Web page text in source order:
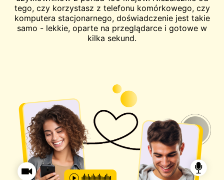
tego, czy korzystasz z telefonu komórkowego, czy
komputera stacjonarnego, doświadczenie jest takie
samo - lekkie, oparte na przeglądarce i gotowe w
kilka sekund.